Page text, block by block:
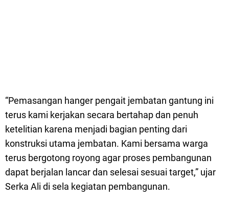
“Pemasangan hanger pengait jembatan gantung ini
terus kami kerjakan secara bertahap dan penuh
ketelitian karena menjadi bagian penting dari
konstruksi utama jembatan. Kami bersama warga
terus bergotong royong agar proses pembangunan
dapat berjalan lancar dan selesai sesuai target,” ujar
Serka Ali di sela kegiatan pembangunan.